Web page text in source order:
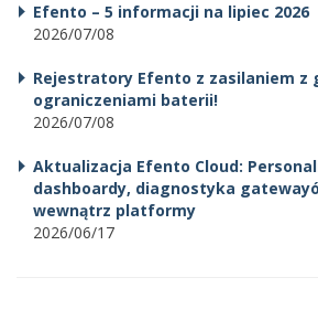
Efento – 5 informacji na lipiec 2026
2026/07/08
Rejestratory Efento z zasilaniem z
ograniczeniami baterii!
2026/07/08
Aktualizacja Efento Cloud:
dashboardy, diagnostyka
wewnątrz platformy
2026/06/17